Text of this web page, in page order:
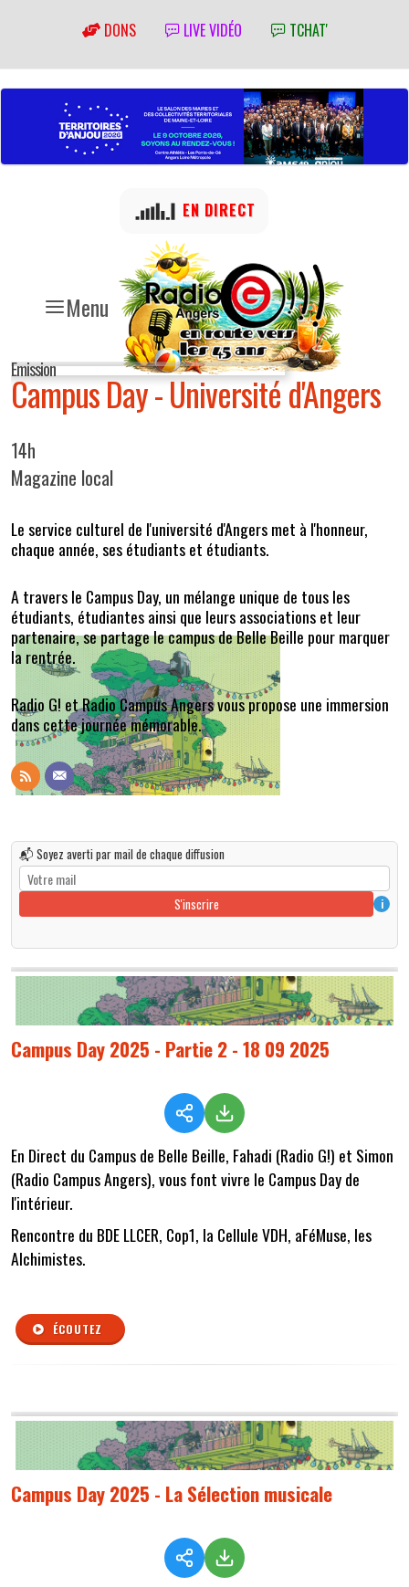
DONS LIVE VIDÉO TCHAT'
Menu
EN DIRECT
Emission
Campus Day - Université d'Angers
14h
Magazine local
Le service culturel de l'université d'Angers met à l'honneur,
chaque année, ses étudiants et étudiants.
A travers le Campus Day, un mélange unique de tous les
étudiants, étudiantes ainsi que leurs associations et leur
partenaire, se partage le campus de Belle Beille pour marquer
la rentrée.
Radio G! et Radio Campus Angers vous propose une immersion
dans cette journée mémorable.
📬 Soyez averti par mail de chaque diffusion
S'inscrire i
Campus Day 2025 - Partie 2 - 18 09 2025
En Direct du Campus de Belle Beille, Fahadi (Radio G!) et Simon
(Radio Campus Angers), vous font vivre le Campus Day de
l'intérieur.
Rencontre du BDE LLCER, Cop1, la Cellule VDH, aFéMuse, les
Alchimistes.
ÉCOUTEZ
Campus Day 2025 - La Sélection musicale